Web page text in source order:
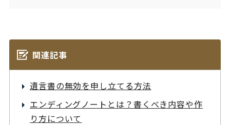
関連記事
遺言書の無効を申し立てる方法
エンディングノートとは？書くべき内容や作
り方について